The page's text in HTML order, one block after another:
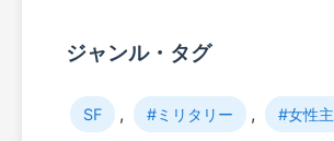
ジャンル・タグ
SF , #ミリタリー , #女性